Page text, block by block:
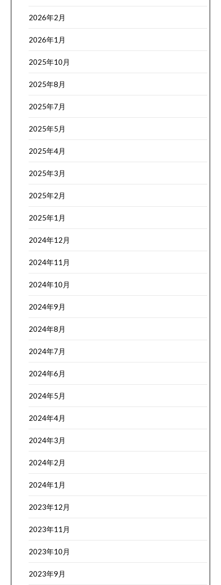
2026年2月
2026年1月
2025年10月
2025年8月
2025年7月
2025年5月
2025年4月
2025年3月
2025年2月
2025年1月
2024年12月
2024年11月
2024年10月
2024年9月
2024年8月
2024年7月
2024年6月
2024年5月
2024年4月
2024年3月
2024年2月
2024年1月
2023年12月
2023年11月
2023年10月
2023年9月